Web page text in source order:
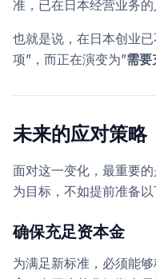
准，已在日本经营业务的
也就是说，在日本创业
项”，而正在演变为”需要
未来的应对策略
面对这一变化，最重要的
为目标，不如提前准备以
确保充足资本金
为满足新标准，必须能